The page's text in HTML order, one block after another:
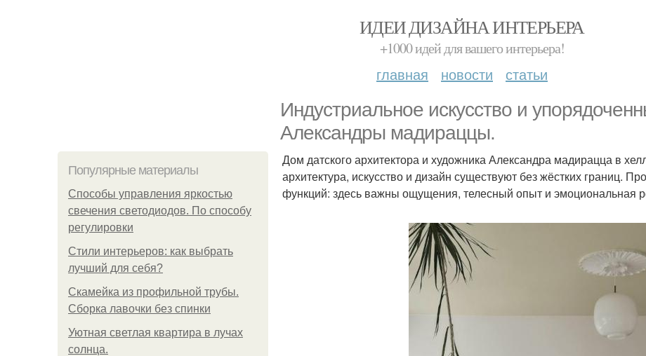
ИДЕИ ДИЗАЙНА ИНТЕРЬЕРА
+1000 идей для вашего интерьера!
главная новости статьи
Индустриальное искусство и
Александры мадираццы.
Популярные материалы
Способы управления яркостью
свечения светодиодов. По способу
регулировки
Стили интерьеров: как выбрать
лучший для себя?
Скамейка из профильной трубы.
Сборка лавочки без спинки
Уютная светлая квартира в лучах
солнца.
Дом датского архитектора и художника Александра мадирацца в
архитектура, искусство и дизайн существуют без жёстких границ.
функций: здесь важны ощущения, телесный опыт и эмоциональная